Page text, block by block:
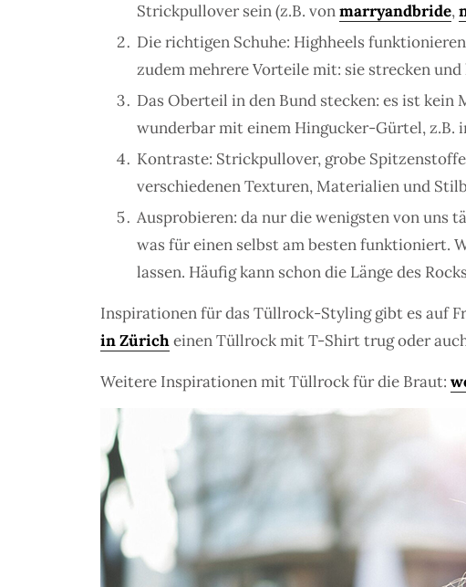
Strickpullover sein (z.B. vonmarryandbride,
Die richtigen Schuhe: Highheels
zudem mehrere Vorteile mit: sie strecken
Das Oberteil in den Bund stecken: es ist
wunderbar mit einem Hingucker-Gürtel, z.B.
Kontraste: Strickpullover, grobe
verschiedenen Texturen, Materialien und
Ausprobieren: da nur die wenigsten von uns
was für einen selbst am besten funktioniert.
lassen. Häufig kann schon die Länge des
Inspirationen für das Tüllrock-Styling gibt es auf
in Züricheinen Tüllrock mit T-Shirt trug oder
Weitere Inspirationen mit Tüllrock für die Braut: